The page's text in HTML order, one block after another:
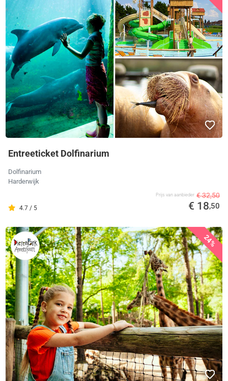
Entreeticket Dolfinarium
Dolfinarium
Harderwijk
4.7 / 5
Prijs van aanbieder € 32,50
€ 18,50
24%